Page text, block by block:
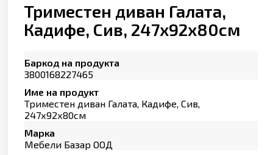
Триместен диван Галата,
Кадифе, Сив, 247х92х80см
Баркод на продукта
3800168227465
Име на продукт
Триместен диван Галата, Кадифе, Сив,
247х92х80см
Марка
Мебели Базар ООД